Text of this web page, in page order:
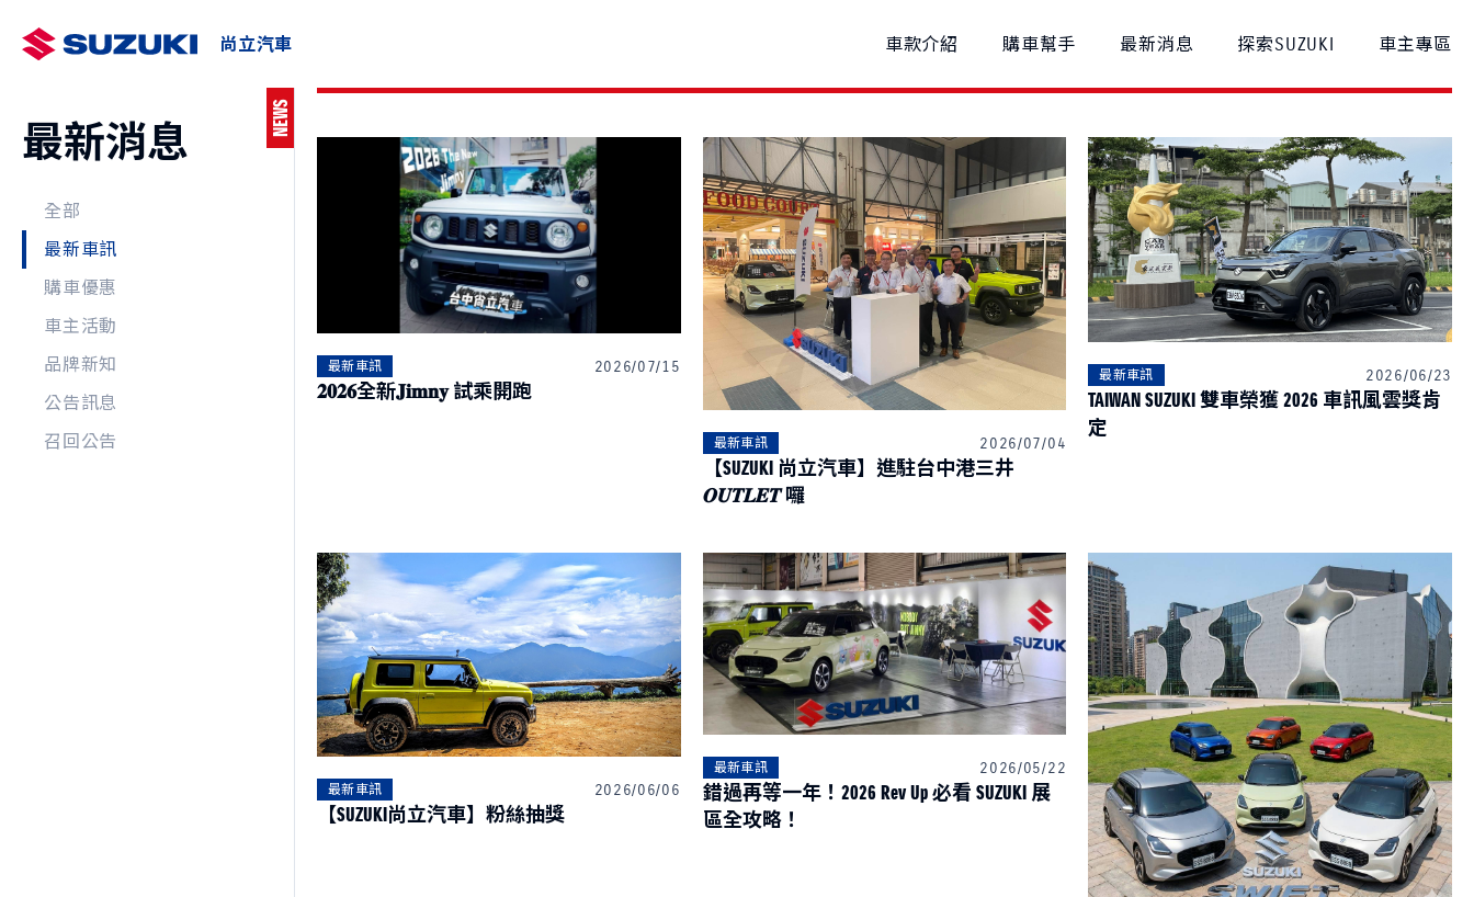
尚立汽車 車款介紹
SWIFT e VITARA NT$1,150,000起 THE NEW JimnyNT$849,000起 VITARA NT$1,040,000起 S-CROSS NT$980,000起
購車幫手
預約試乘 線上賞車 據點資訊 購車試算 車款比較
最新消息
最新車訊 購車優惠 品牌新知 公告訊息 召回公告
探索SUZUKI
車款特輯 研究開發 動力科技與安全配備
車主專區
車主APP 新車車主調查 原廠精品 預約保修 車主登入
最新消息 NEWS
全部
最新車訊
購車優惠
車主活動
品牌新知
公告訊息
召回公告
最新車訊 2026/07/15
𝟐𝟎𝟐𝟔全新𝐉𝐢𝐦𝐧𝐲 試乘開跑
最新車訊 2026/07/04
【SUZUKI 尚立汽車】進駐台中港三井
𝑶𝑼𝑻𝑳𝑬𝑻 囉
最新車訊 2026/06/23
TAIWAN SUZUKI 雙車榮獲 2026 車訊風雲獎肯
定
最新車訊 2026/06/06
【SUZUKI尚立汽車】粉絲抽獎
最新車訊 2026/05/22
錯過再等一年！2026 Rev Up 必看 SUZUKI 展
區全攻略！